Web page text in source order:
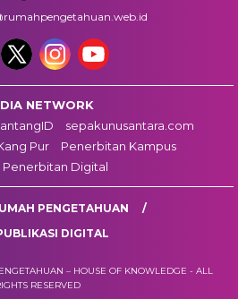
NETWORK
sepakunusantara.com
Pur
Penerbitan Kampus
Penerbitan Digital
PENGETAHUAN
DIGITAL
– HOUSE OF KNOWLEDGE - ALL
RESERVED